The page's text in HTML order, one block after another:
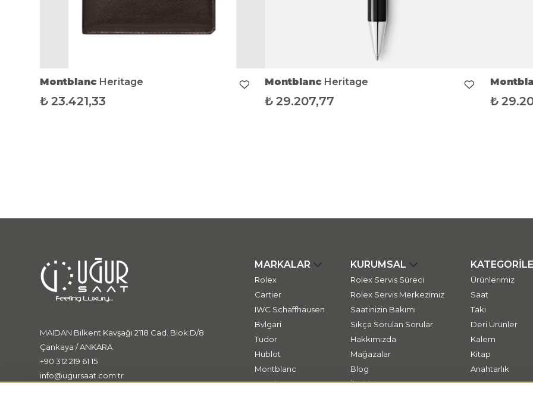
Montblanc Heritage
₺ 23.421,33
Montblanc Heritage
₺ 29.207,77 ₺
MAIDAN Bilkent Kavşağı 2118 Cad. Blok:D/8
Çankaya / ANKARA
+90 312 219 61 15
info@ugursaat.com.tr
MARKALAR
Rolex
Cartier
IWC Schaffhausen
Bvlgari
Tudor
Hublot
Montblanc
Messika
KURUMSAL
Rolex Servis Süreci
Rolex Servis Merkezimiz
Saatinizin Bakımı
Sıkça Sorulan Sorular
Hakkımızda
Mağazalar
Blog
İletişim
Ürünlerimiz
Saat
Takı
Deri Ürünler
Kalem
Kitap
Anahtarlık